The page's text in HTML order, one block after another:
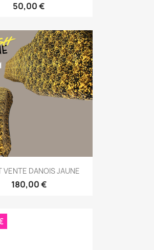
50,00 €
Aperçu rapide
VENTE DANOIS JAUNE
180,00 €